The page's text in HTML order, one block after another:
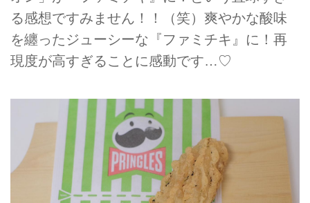
る感想ですみません！！（笑）爽やかな酸味
を纏ったジューシーな『ファミチキ』に！再
現度が高すぎることに感動です…♡